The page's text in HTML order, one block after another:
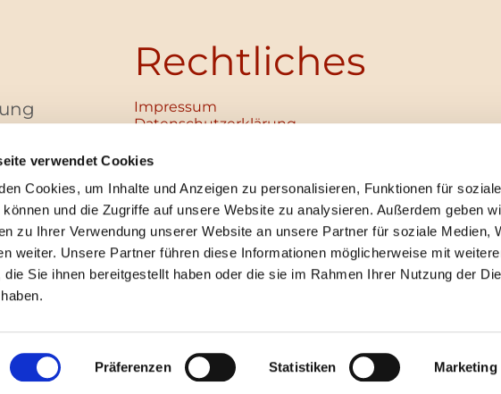
verwendet Cookies
Cookies, um Inhalte und Anzeigen zu personalisieren, Funktionen für
und die Zugriffe auf unsere Website zu analysieren. Außerdem geben
zu Ihrer Verwendung unserer Website an unsere Partner für soziale Medien,
weiter. Unsere Partner führen diese Informationen möglicherweise mit
die Sie ihnen bereitgestellt haben oder die sie im Rahmen Ihrer Nutzung der
Präferenzen Statistiken Marketing
04
Rechtliches
Impressum
Datenschutz­erklärung
Institutionelles Schutzkonzept
Unabhängige Ansprechpersonen
Digitales Hinweisgebersystem
Impressum ChurchDesk-